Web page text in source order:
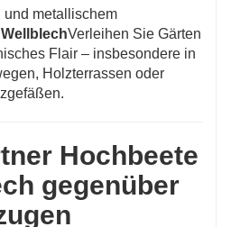
und metallischem
Verleihen Sie Gärten
Flair – insbesondere in
Holzterrassen oder
Hochbeete
gegenüber